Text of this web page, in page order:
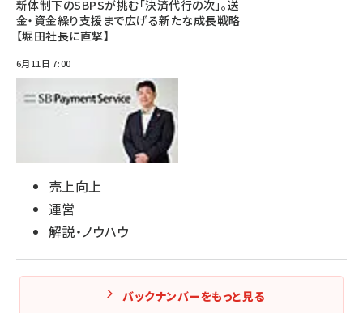
新体制下のSBPSが挑む「決済代行の次」。送
金・資金繰り支援まで広げる新たな成長戦略
【堀田社長に直撃】
6月11日 7:00
売上向上
運営
解説・ノウハウ
バックナンバーをもっと見る